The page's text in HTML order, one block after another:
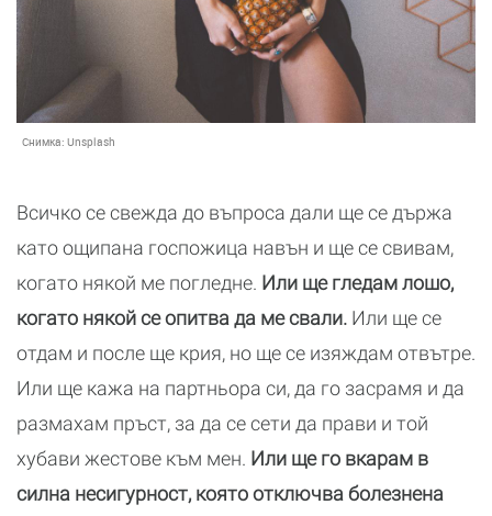
Снимка: Unsplash
Всичко се свежда до въпроса дали ще се държа
като ощипана госпожица навън и ще се свивам,
когато някой ме погледне. Или ще гледам лошо,
когато някой се опитва да ме свали. Или ще се
отдам и после ще крия, но ще се изяждам отвътре.
Или ще кажа на партньора си, да го засрамя и да
размахам пръст, за да се сети да прави и той
хубави жестове към мен. Или ще го вкарам в
силна несигурност, която отключва болезнена